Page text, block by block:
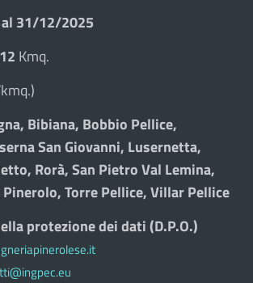
31/12/2025
Kmq.
Bibiana, Bobbio Pellice,
San Giovanni, Lusernetta,
Rorà, San Pietro Val Lemina,
Pinerolo, Torre Pellice, Villar Pellice
protezione dei dati (D.P.O.)